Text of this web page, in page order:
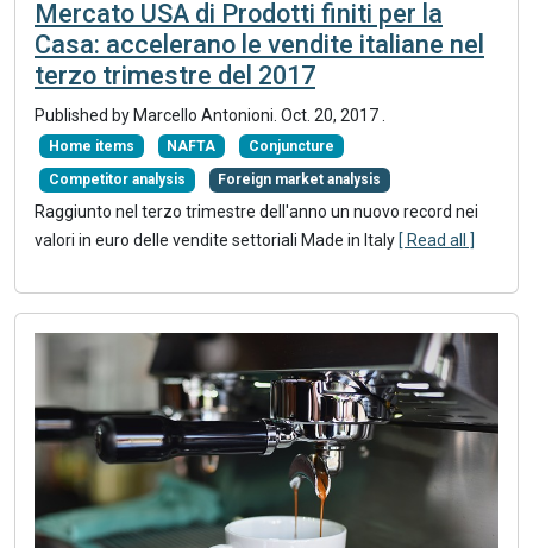
Mercato USA di Prodotti finiti per la
Casa: accelerano le vendite italiane nel
terzo trimestre del 2017
Published by Marcello Antonioni. Oct. 20, 2017
Home items NAFTA Conjuncture
Competitor analysis Foreign market analysis
Raggiunto nel terzo trimestre dell'anno un nuovo record nei
valori in euro delle vendite settoriali Made in Italy [ Read all ]